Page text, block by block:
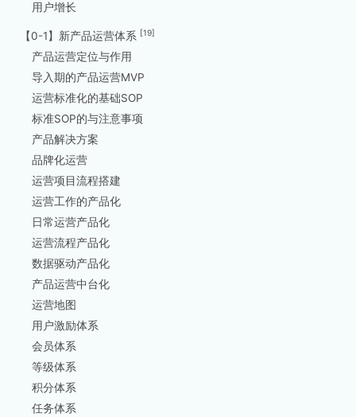
用户增长
【0-1】新产品运营体系 [19]
产品运营定位与作用
导入期的产品运营MVP
运营标准化的基础SOP
标准SOP的与注意事项
产品解决方案
品牌化运营
运营项目流程搭建
运营工作的产品化
日常运营产品化
运营流程产品化
数据驱动产品化
产品运营中台化
运营地图
用户激励体系
会员体系
等级体系
积分体系
任务体系